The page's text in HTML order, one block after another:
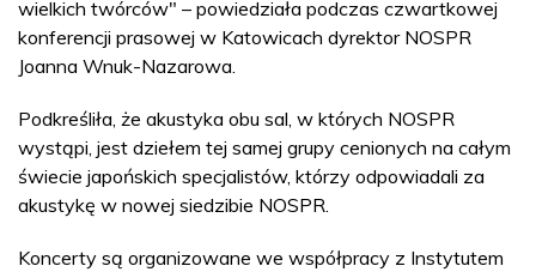
wielkich twórców" – powiedziała podczas czwartkowej
konferencji prasowej w Katowicach dyrektor NOSPR
Joanna Wnuk-Nazarowa.
Podkreśliła, że akustyka obu sal, w których NOSPR
wystąpi, jest dziełem tej samej grupy cenionych na całym
świecie japońskich specjalistów, którzy odpowiadali za
akustykę w nowej siedzibie NOSPR.
Koncerty są organizowane we współpracy z Instytutem